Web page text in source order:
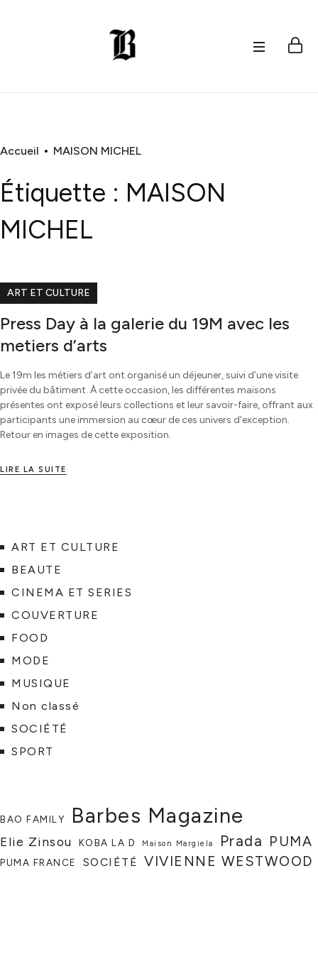
Accueil MAISON MICHEL
Étiquette : MAISON
MICHEL
ART ET CULTURE
Press Day à la galerie du 19M avec les
metiers d’arts
Le 19m les métiers d’art ont organisé un déjeuner, suivi d’une visite
privée du bâtiment. À cette occasion, les différentes maisons
présentes ont exposé leurs collections et leur savoir-faire, offrant aux
participants une immersion au cœur de ces univers d’exception.
Retour en images de cette exposition.
LIRE LA SUITE
ART ET CULTURE
BEAUTE
CINEMA ET SERIES
COUVERTURE
FOOD
MODE
MUSIQUE
Non classé
SOCIÉTÉ
SPORT
BAO FAMILY Barbes Magazine
Elie Zinsou KOBA LA D Maison Margiela Prada PUMA
PUMA FRANCE SOCIÉTÉ VIVIENNE WESTWOOD